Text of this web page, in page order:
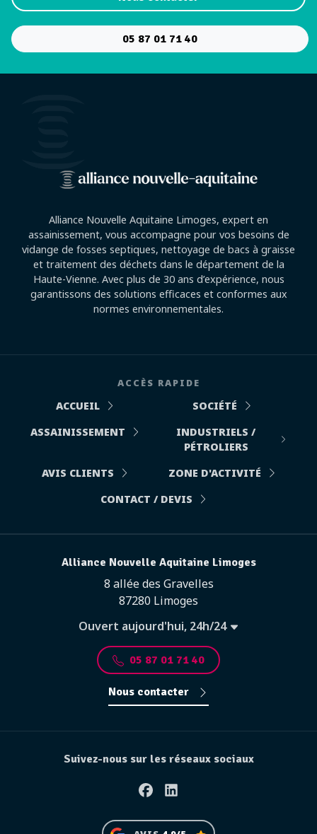
05 87 01 71 40
Alliance Nouvelle Aquitaine Limoges, expert en
assainissement, vous accompagne pour vos besoins de
vidange de fosses septiques, nettoyage de bacs à graisse
et traitement des déchets dans le département de la
Haute-Vienne. Avec plus de 30 ans d’expérience, nous
garantissons des solutions efficaces et conformes aux
normes environnementales.
ACCÈS RAPIDE
ACCUEIL
SOCIÉTÉ
ASSAINISSEMENT
INDUSTRIELS /
PÉTROLIERS
AVIS CLIENTS
ZONE D'ACTIVITÉ
CONTACT / DEVIS
Alliance Nouvelle Aquitaine Limoges
8 allée des Gravelles
87280 Limoges
Ouvert aujourd'hui, 24h/24
05 87 01 71 40
Nous contacter
Suivez-nous sur les réseaux sociaux
FacebookLinkedin